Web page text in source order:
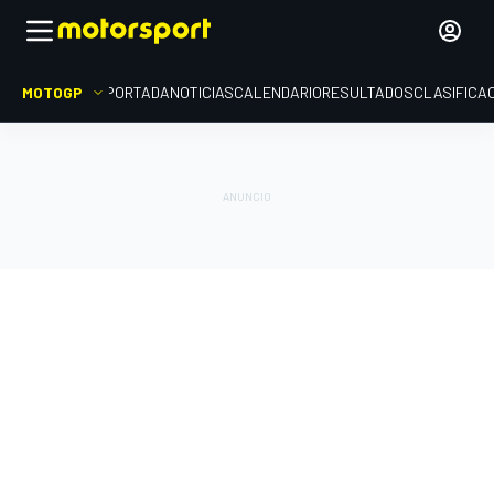
MOTOGP PORTADANOTICIASCALENDARIORESULTADOS